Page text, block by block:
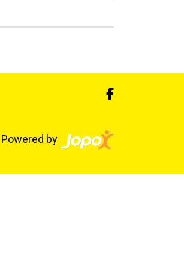
Powered by